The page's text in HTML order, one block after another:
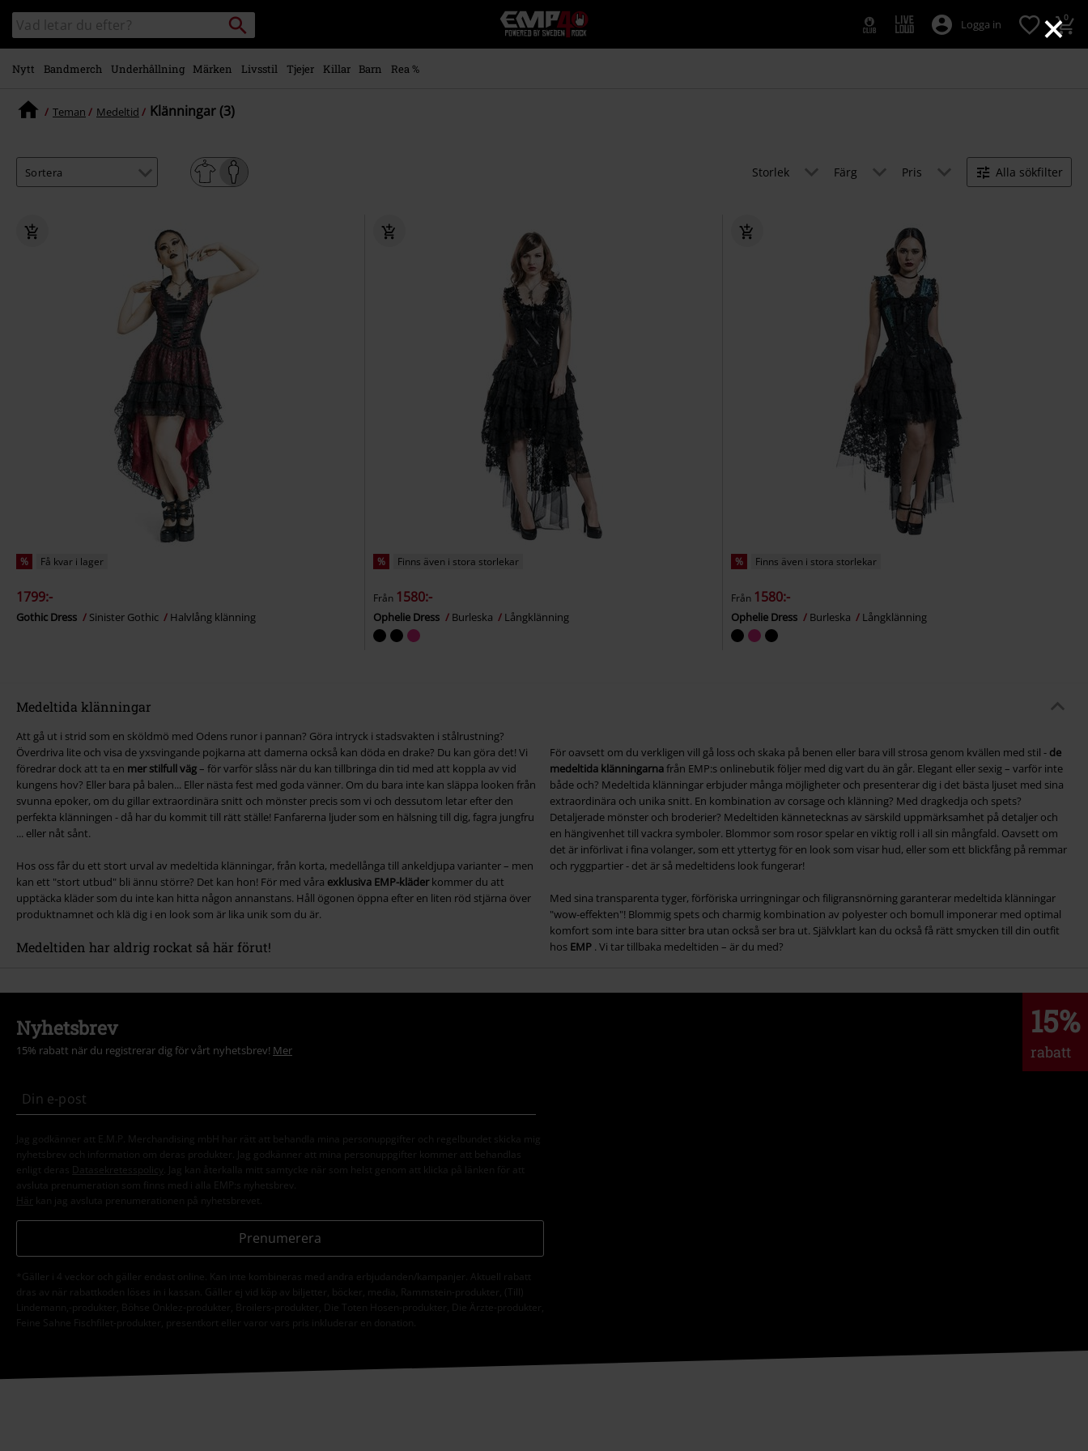
×
Gå till
huvudinnehåll
Sök
i
katalogen
Sök
EMP
-
Musik,
Logga in 0
Nytt Bandmerch Underhållning Märken Livsstil Tjejer Killar Barn Rea %
Teman Medeltid Klänningar (3)
Storlek Färg Pris Alla sökfilter
% Få kvar i lager
1799:-
Gothic Dress Sinister Gothic Halvlång klänning
% Finns även i stora storlekar
Från 1580:-
Ophelie Dress Burleska Långklänning
% Finns även i stora storlekar
Från 1580:-
Ophelie Dress Burleska Långklänning
Medeltida klänningar
Att gå ut i strid som en sköldmö med Odens runor i pannan? Göra intryck i stadsvakten i stålrustning?
Överdriva lite och visa de yxsvingande pojkarna att damerna också kan döda en drake? Du kan göra det! Vi
föredrar dock att ta en mer stilfull väg– för varför slåss när du kan tillbringa din tid med att koppla av vid
kungens hov? Eller bara på balen... Eller nästa fest med goda vänner. Om du bara inte kan släppa looken från
svunna epoker, om du gillar extraordinära snitt och mönster precis som vi och dessutom letar efter den
perfekta klänningen - då har du kommit till rätt ställe! Fanfarerna ljuder som en hälsning till dig, fagra jungfru
... eller nåt sånt.
Hos oss får du ett stort urval av medeltida klänningar, från korta, medellånga till ankeldjupa varianter – men
kan ett "stort utbud" bli ännu större? Det kan hon! För med våra exklusiva EMP-kläderkommer du att
upptäcka kläder som du inte kan hitta någon annanstans. Håll ögonen öppna efter en liten röd stjärna över
produktnamnet och klä dig i en look som är lika unik som du är.
Medeltiden har aldrig rockat så här förut!
För oavsett om du verkligen vill gå loss och skaka på benen eller bara vill strosa genom kvällen med stil - de
medeltida klänningarnafrån EMP:s onlinebutik följer med dig vart du än går. Elegant eller sexig – varför inte
både och? Medeltida klänningar erbjuder många möjligheter och presenterar dig i det bästa ljuset med sina
extraordinära och unika snitt. En kombination av corsage och klänning? Med dragkedja och spets?
Detaljerade mönster och broderier? Medeltiden kännetecknas av särskild uppmärksamhet på detaljer och
en hängivenhet till vackra symboler. Blommor som rosor spelar en viktig roll i all sin mångfald. Oavsett om
det är införlivat i fina volanger, som ett yttertyg för en look som visar hud, eller som ett blickfång på remmar
och ryggpartier - det är så medeltidens look fungerar!
Med sina transparenta tyger, förföriska urringningar och filigransnörning garanterar medeltida klänningar
"wow-effekten"! Blommig spets och charmig kombination av polyester och bomull imponerar med optimal
komfort som inte bara sitter bra utan också ser bra ut. Självklart kan du också få rätt smycken till din outfit
hos EMP. Vi tar tillbaka medeltiden – är du med?
15%
rabatt
Nyhetsbrev
15% rabatt när du registrerar dig för vårt nyhetsbrev! Mer
Jag godkänner att E.M.P. Merchandising mbH har rätt att behandla mina personuppgifter och regelbundet skicka mig
nyhetsbrev och information om deras produkter. Jag godkänner att mina personuppgifter kommer att behandlas
enligt deras
Datasekretesspolicy
. Jag kan återkalla mitt samtycke när som helst genom att klicka på länken för att
avsluta prenumeration som finns med i alla EMP:s nyhetsbrev.
Här kan jag avsluta prenumerationen på nyhetsbrevet.
Prenumerera
*Gäller i 4 veckor och gäller endast online. Kan inte kombineras med andra erbjudanden/kampanjer. Aktuell rabatt
dras av när rabattkoden löses in i kassan. Gäller ej vid köp av biljetter, böcker, media, Rammstein-produkter, (Till)
Lindemann,-produkter, Böhse Onklez-produkter, Broilers-produkter, Die Toten Hosen-produkter, Die Ärzte-produkter,
Feine Sahne Fischfilet-produkter, presentkort eller varor vars pris inkluderar en donation.